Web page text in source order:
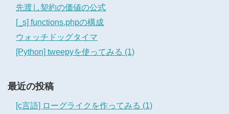
先渡し契約の価値の公式
[_s] functions.phpの構成
ウォッチドッグタイマ
[Python] tweepyを使ってみる (1)
最近の投稿
[c言語] ローグライクを作ってみる (1)